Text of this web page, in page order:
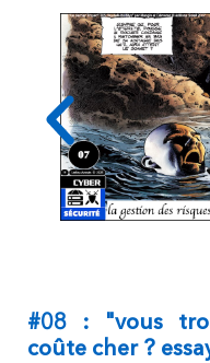
#08 : "vous
coûte cher ?